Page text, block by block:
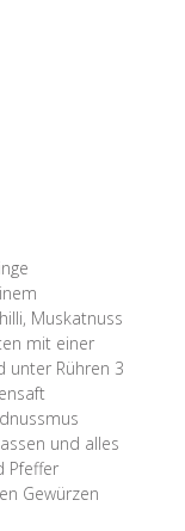
Muskatnuss
mit einer
unter Rühren 3
und alles
Pfeffer
Gewürzen